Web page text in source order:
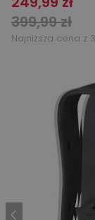
399,99 zł
Najniższa cena z